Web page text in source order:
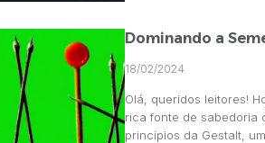
Dominando a
18/02/2024
Olá, queridos leitores!
rica fonte de sabedoria
princípios da Gestalt,